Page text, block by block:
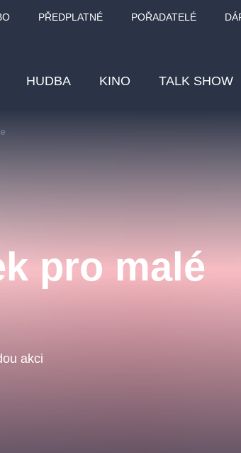
PŘEDPLATNÉ POŘADATELÉ
HUDBA KINO TALK SHOW
pro malé
akci
klasickáhudba letníscéna